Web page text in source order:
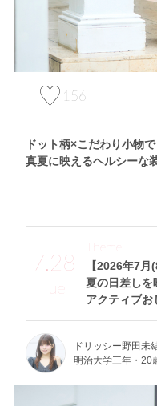
156
ドット柄×こだわり小物
真夏に映えるヘルシーな
7.28
Tue
【2026年7月
夏の日差しを
アクティブお
Theme
ドリッシー野田未
明治大学三年・20